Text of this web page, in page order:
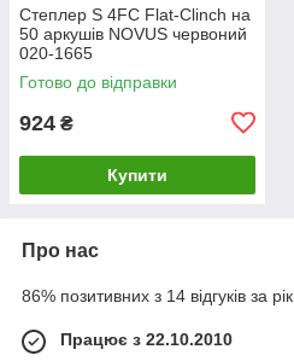
Степлер S 4FC Flat-Clinch на
50 аркушів NOVUS червоний
020-1665
Готово до відправки
924 ₴
Купити
Про нас
86% позитивних з 14 відгуків за рік
Працює з 22.10.2010